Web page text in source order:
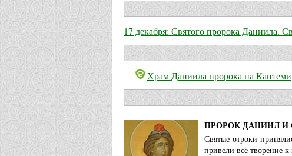
17 декабря: Святого пророка Даниила.
Храм Даниила пророка на
ПРОРОК ДАНИИЛ И
Святые отроки
привели всё творение